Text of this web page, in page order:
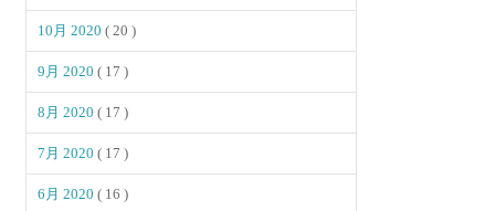
10月 2020( 20 )
9月 2020( 17 )
8月 2020( 17 )
7月 2020( 17 )
6月 2020( 16 )